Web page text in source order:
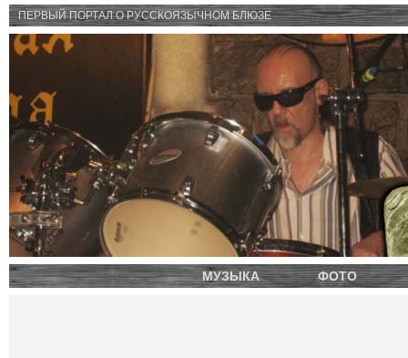
ПЕРВЫЙ ПОРТАЛ O РУССКОЯЗЫЧНОМ БЛЮЗЕ
МУЗЫКА ФОТО